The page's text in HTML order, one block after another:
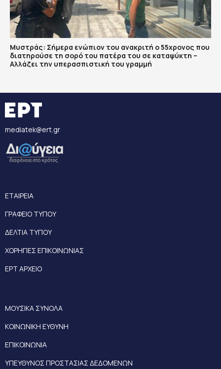
Μυστράς: Σήμερα ενώπιον του ανακριτή ο 55χρονος που
διατηρούσε τη σορό του πατέρα του σε καταψύκτη –
Αλλάζει την υπερασπιστική του γραμμή
mediatek@ert.gr
ΕΤΑΙΡΕΙΑ
ΓΡΑΦΕΙΟ ΤΥΠΟΥ
ΔΕΛΤΙΑ ΤΥΠΟΥ
ΧΟΡΗΓΙΕΣ ΕΠΙΚΟΙΝΩΝΙΑΣ
ΕΡΤ ΑΡΧΕΙΟ
ΜΟΥΣΙΚΑ ΣΥΝΟΛΑ
ΚΟΙΝΩΝΙΚΗ ΕΥΘΥΝΗ
ΕΠΙΚΟΙΝΩΝΙΑ
ΥΠΕΥΘΥΝΟΣ ΠΡΟΣΤΑΣΙΑΣ ΔΕΔΟΜΕΝΩΝ